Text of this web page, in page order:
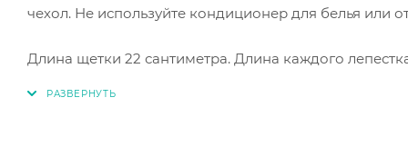
чехол. Не используйте кондиционер для белья или
Длина щетки 22 сантиметра. Длина каждого